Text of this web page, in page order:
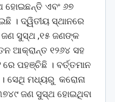
ହୋଇଛନ୍ତି ଏବଂ ୬୭
। ଦ୍ୱିତୀୟ ସ୍ଥାନରେ
ଜଣ ସୁସ୍ଥ ,୧୫ ଜଣଙ୍କ
ଆକ୍ରାନ୍ତ ୧୨୬୪ ସହ
ପହଞ୍ଚିଛି । ବର୍ତ୍ତମାନ
ସେଥି ମଧ୍ୟରୁ କରୋନା
ଜଣ ସୁସ୍ଥ ହୋଇଥିବା